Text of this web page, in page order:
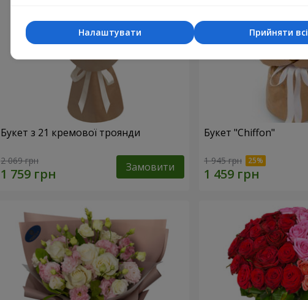
Букет з 21 кремової троянди
2 069 грн Замовити
Букет "Chiffon"
1 945 грн
Прийняти всі
Налаштувати